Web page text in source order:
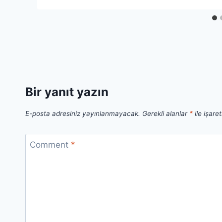
Bir yanıt yazın
E-posta adresiniz yayınlanmayacak. Gerekli alanlar * ile
Comment *